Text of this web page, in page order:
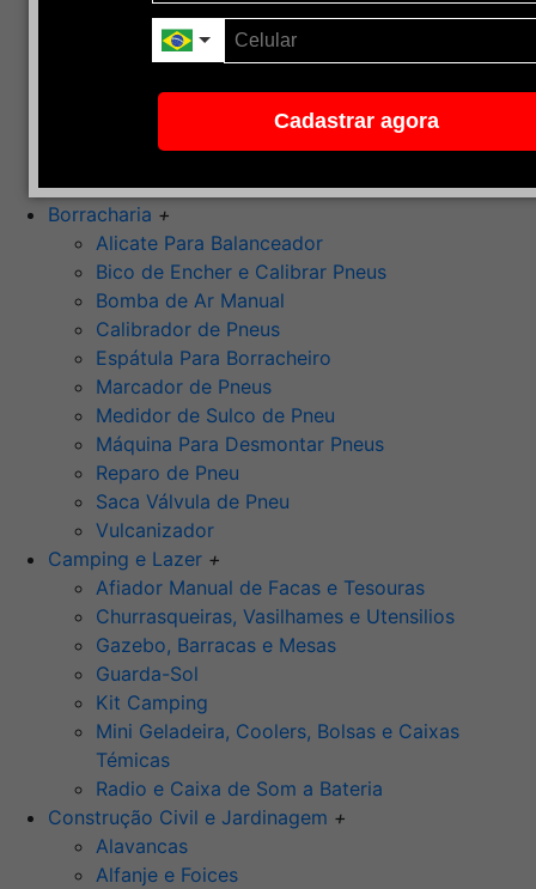
Cadastrar agora
Escovas de Latão
Pasta Para Assentar Válvula
Pedra de Afiar
Ponta Montada (Oxido de Alumínio)
Rebolos
Borracharia +
Alicate Para Balanceador
Bico de Encher e Calibrar Pneus
Bomba de Ar Manual
Calibrador de Pneus
Espátula Para Borracheiro
Marcador de Pneus
Medidor de Sulco de Pneu
Máquina Para Desmontar Pneus
Reparo de Pneu
Saca Válvula de Pneu
Vulcanizador
Camping e Lazer +
Afiador Manual de Facas e Tesouras
Churrasqueiras, Vasilhames e Utensilios
Gazebo, Barracas e Mesas
Guarda-Sol
Kit Camping
Mini Geladeira, Coolers, Bolsas e Caixas
Témicas
Radio e Caixa de Som a Bateria
Construção Civil e Jardinagem +
Alavancas
Alfanje e Foices